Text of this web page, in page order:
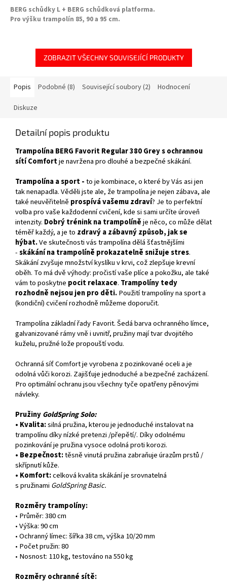
BERG schůdky L + BERG schůdková platforma.
Pro výšku trampolín 85, 90 a 95 cm.
ZOBRAZIT VŠECHNY SOUVISEJÍCÍ PRODUKTY
Popis Podobné (8) Související soubory (2) Hodnocení
Diskuze
Detailní popis produktu
Trampolína BERG Favorit Regular 380 Grey s ochrannou
sítí Comfortje navržena pro dlouhé a bezpečné skákání.
Trampolína a sport -to je kombinace, o které by Vás asi jen
tak nenapadla. Věděli jste ale, že trampolína je nejen zábava, ale
také neuvěřitelně prospívá vašemu zdraví? Je to perfektní
volba pro vaše každodenní cvičení, kde si sami určíte úroveň
intenzity. Dobrý trénink na trampolíněje něco, co může dělat
téměř každý, a je to zdravý a zábavný způsob, jak se
hýbat.Ve skutečnosti vás trampolína dělá šťastnějšími
-skákání na trampolíně prokazatelně snižuje stres.
Skákání zvyšuje množství kyslíku v krvi, což zlepšuje krevní
oběh. To má dvě výhody: pročistí vaše plíce a pokožku, ale také
vám to poskytne pocit relaxace. Trampolíny tedy
rozhodně nejsou jen pro děti.Použití trampolíny na sport a
(kondiční) cvičení rozhodně můžeme doporučit.
Trampolína základní řady Favorit. Šedá barva ochranného límce,
galvanizované rámy vně i uvnitř, pružiny mají tvar dvojitého
kuželu, pružné lože propouští vodu.
Ochranná síť Comfort je vyrobena z pozinkované oceli a je
odolná vůči korozi. Zajišťuje jednoduché a bezpečné zacházení.
Pro optimální ochranu jsou všechny tyče opatřeny pěnovými
návleky.
PružinyGoldSpring Solo:
• Kvalita:silná pružina, kterou je jednoduché instalovat na
trampolínu díky nízké pretenzi /přepětí/. Díky odolnému
pozinkování je pružina vysoce odolná proti korozi.
• Bezpečnost:těsně vinutá pružina zabraňuje úrazům prstů /
skřípnutí kůže.
• Komfort:celková kvalita skákání je srovnatelná
s pružinami GoldSpring Basic.
Rozměry trampolíny:
• Průměr: 380 cm
• Výška: 90 cm
• Ochranný límec: šířka 38 cm, výška 10/20 mm
• Počet pružin: 80
• Nosnost: 110 kg, testováno na 550 kg
Rozměry ochranné sítě: